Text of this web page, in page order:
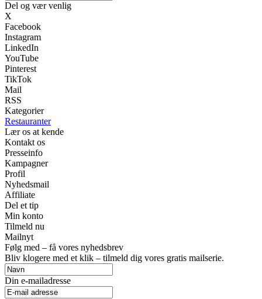
Del og vær venlig
X
Facebook
Instagram
LinkedIn
YouTube
Pinterest
TikTok
Mail
RSS
Kategorier
Restauranter
Lær os at kende
Kontakt os
Presseinfo
Kampagner
Profil
Nyhedsmail
Affiliate
Del et tip
Min konto
Tilmeld nu
Mailnyt
Følg med – få vores nyhedsbrev
Bliv klogere med et klik – tilmeld dig vores gratis mailserie.
Din e-mailadresse